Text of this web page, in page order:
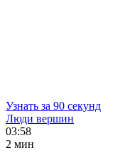
Узнать за 90 секунд
Люди вершин
03:58
2 мин